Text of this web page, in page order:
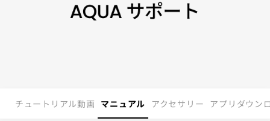
チュートリアル動画 マニュアル アクセサリー アプリダウン